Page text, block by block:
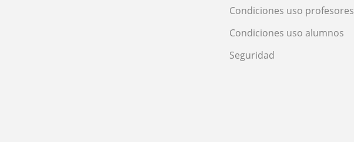
Condiciones uso profesores
Condiciones uso alumnos
Seguridad